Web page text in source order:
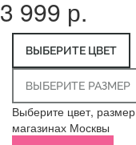
3 999 р.
ВЫБЕРИТЕ ЦВЕТ
ВЫБЕРИТЕ РАЗМЕР
Выберите цвет,
магазинах Москвы